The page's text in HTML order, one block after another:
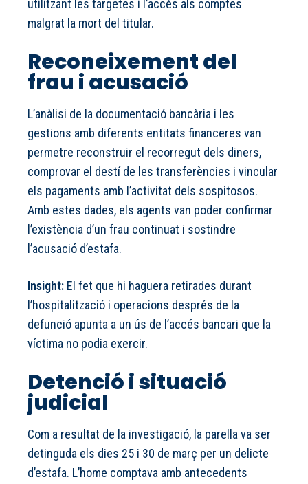
utilitzant les targetes i l’accés als comptes
malgrat la mort del titular.
Reconeixement del
frau i acusació
L’anàlisi de la documentació bancària i les
gestions amb diferents entitats financeres van
permetre reconstruir el recorregut dels diners,
comprovar el destí de les transferències i vincular
els pagaments amb l’activitat dels sospitosos.
Amb estes dades, els agents van poder confirmar
l’existència d’un frau continuat i sostindre
l’acusació d’estafa.
Insight: El fet que hi haguera retirades durant
l’hospitalització i operacions després de la
defunció apunta a un ús de l’accés bancari que la
víctima no podia exercir.
Detenció i situació
judicial
Com a resultat de la investigació, la parella va ser
detinguda els dies 25 i 30 de març per un delicte
d’estafa. L’home comptava amb antecedents